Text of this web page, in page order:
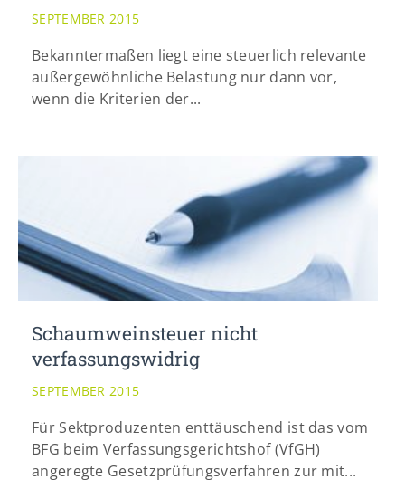
SEPTEMBER 2015
Bekanntermaßen liegt eine steuerlich relevante
außergewöhnliche Belastung nur dann vor,
wenn die Kriterien der...
Schaumweinsteuer nicht
verfassungswidrig
SEPTEMBER 2015
Für Sektproduzenten enttäuschend ist das vom
BFG beim Verfassungsgerichtshof (VfGH)
angeregte Gesetzprüfungsverfahren zur mit...